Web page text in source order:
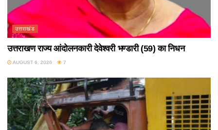
उत्तराखंड
उत्तराखण राज्य आंदोलनकारी देवेश्वरी भण्डारी (59) का निधन
AUGUST 6, 2026 7